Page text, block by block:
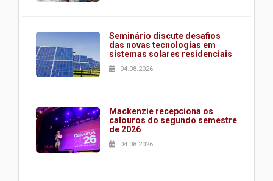
Seminário discute desafios
das novas tecnologias em
sistemas solares residenciais
04.08.2026
Mackenzie recepciona os
calouros do segundo semestre
de 2026
04.08.2026